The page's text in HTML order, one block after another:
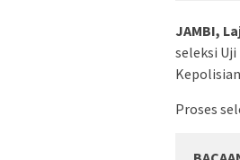
JAMBI,
seleksi
Proses